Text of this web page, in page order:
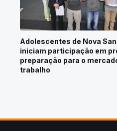
Adolescentes de Nova
iniciam participação em
preparação para o
trabalho